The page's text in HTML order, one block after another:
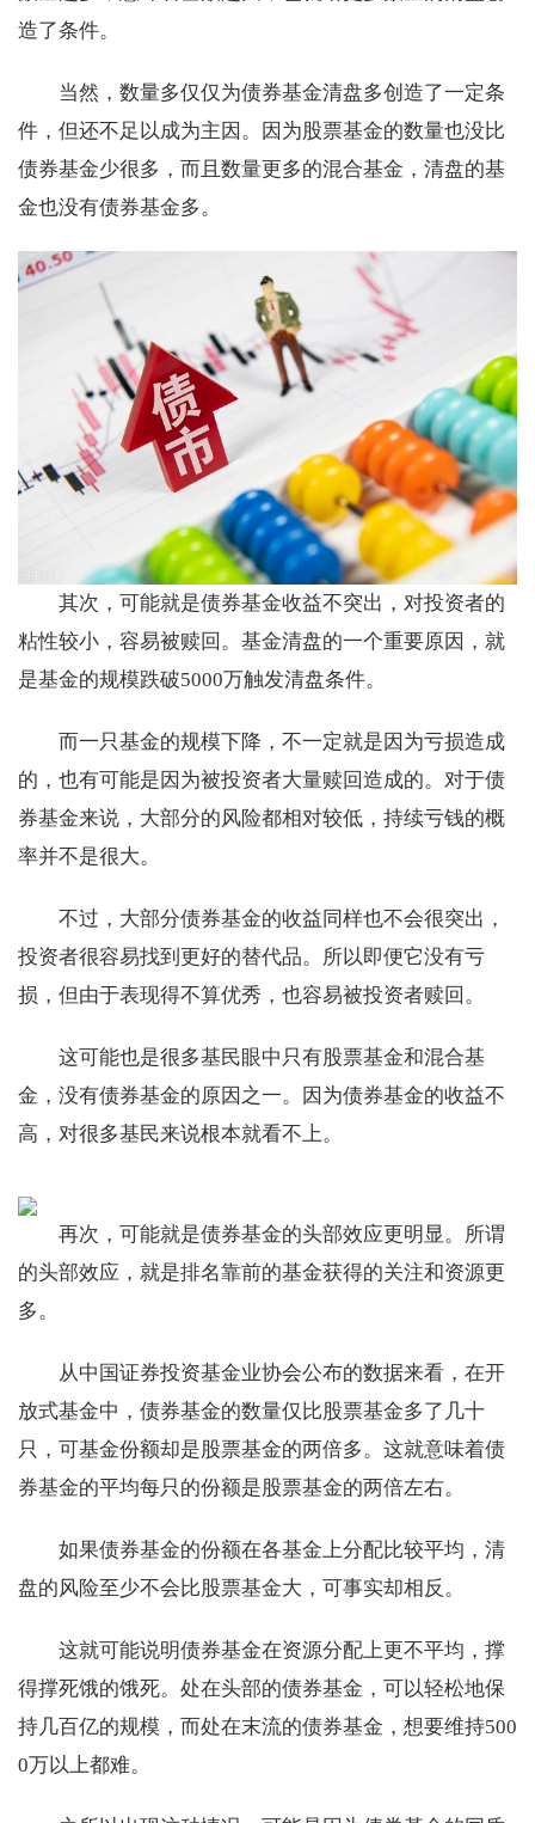
造了条件。
当然，数量多仅仅为债券基金清盘多创造了一定条
件，但还不足以成为主因。因为股票基金的数量也没比
债券基金少很多，而且数量更多的混合基金，清盘的基
金也没有债券基金多。
其次，可能就是债券基金收益不突出，对投资者的
粘性较小，容易被赎回。基金清盘的一个重要原因，就
是基金的规模跌破5000万触发清盘条件。
而一只基金的规模下降，不一定就是因为亏损造成
的，也有可能是因为被投资者大量赎回造成的。对于债
券基金来说，大部分的风险都相对较低，持续亏钱的概
率并不是很大。
不过，大部分债券基金的收益同样也不会很突出，
投资者很容易找到更好的替代品。所以即便它没有亏
损，但由于表现得不算优秀，也容易被投资者赎回。
这可能也是很多基民眼中只有股票基金和混合基
金，没有债券基金的原因之一。因为债券基金的收益不
高，对很多基民来说根本就看不上。
再次，可能就是债券基金的头部效应更明显。所谓
的头部效应，就是排名靠前的基金获得的关注和资源更
多。
从中国证券投资基金业协会公布的数据来看，在开
放式基金中，债券基金的数量仅比股票基金多了几十
只，可基金份额却是股票基金的两倍多。这就意味着债
券基金的平均每只的份额是股票基金的两倍左右。
如果债券基金的份额在各基金上分配比较平均，清
盘的风险至少不会比股票基金大，可事实却相反。
这就可能说明债券基金在资源分配上更不平均，撑
得撑死饿的饿死。处在头部的债券基金，可以轻松地保
持几百亿的规模，而处在末流的债券基金，想要维持500
0万以上都难。